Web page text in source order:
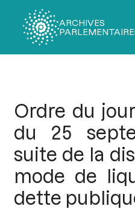
ARCHIVES
Ordre du
du 25
suite de la
mode de
dette